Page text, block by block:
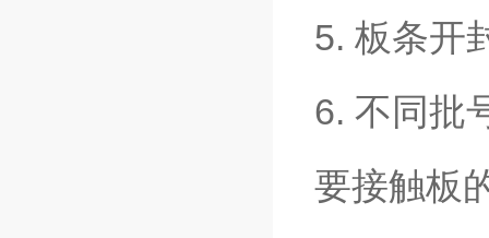
5. 板条开
6. 不同批
要接触板